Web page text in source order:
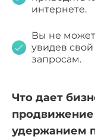
интернете.
Вы не
увидев
запросам.
Что дает
удержанием